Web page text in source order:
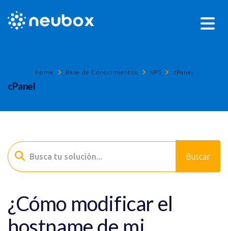
Home Base de Conocimientos VPS cPanel
cPanel
¿Cómo modificar el